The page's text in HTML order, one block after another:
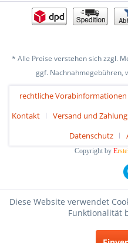
* Alle Preise verstehen sich zzgl.
ggf. Nachnahmegebühren,
rechtliche Vorabinformationen
Kontakt
Versand und
Datenschutz
Copyright by Erste
Diese Website verwendet
Funktionalität